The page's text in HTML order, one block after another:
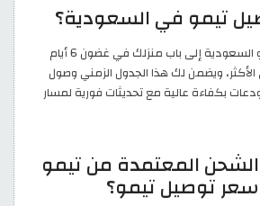
تيمو في السعودية؟
تصل شحنتك من تيمو السعودية إلى باب منزلك في غضون 6 أيام
الأكثر، ويضمن لك هذا الجدول الزمني وصول
بكفاءة عالية مع تحديثات فورية لمسار
المعتمدة من تيمو
توصيل تيمو؟